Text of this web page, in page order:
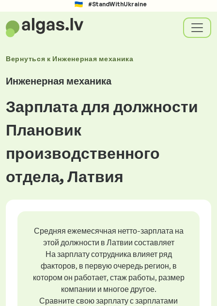
#StandWithUkraine
Вернуться к Инженерная механика
Инженерная механика
Зарплата для должности
Плановик
производственного
отдела, Латвия
Средняя ежемесячная нетто-зарплата на
этой должности в Латвии составляет
На зарплату сотрудника влияет ряд
факторов, в первую очередь регион, в
котором он работает, стаж работы, размер
компании и многое другое.
Сравните свою зарплату с зарплатами